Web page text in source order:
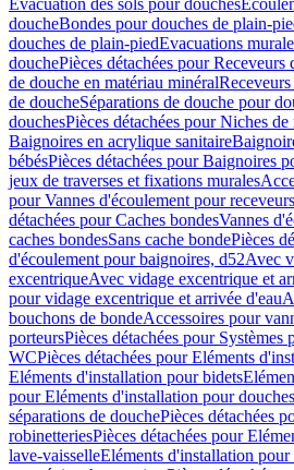
Evacuation des sols pour douches
doucheBondes pour douches de plain-
douches de plain-piedEvacuations
douchePièces détachées pour Receveurs
de douche en matériau minéral
de doucheSéparations de douche pour
douchesPièces détachées pour Niches
Baignoires en acrylique sanitaire
bébésPièces détachées pour Baignoires
jeux de traverses et fixations murales
pour Vannes d'écoulement pour
détachées pour Caches bondesVannes
caches bondesSans cache bondePièces
d'écoulement pour baignoires, d52Avec
excentriqueAvec vidage excentrique et
pour vidage excentrique et arrivée d'eau
bouchons de bondeAccessoires pour
porteursPièces détachées pour Systèmes
WCPièces détachées pour Eléments
Eléments d'installation pour bidets
pour Eléments d'installation pour
séparations de douchePièces détachées
robinetteriesPièces détachées pour
lave-vaisselleEléments d'installation pour